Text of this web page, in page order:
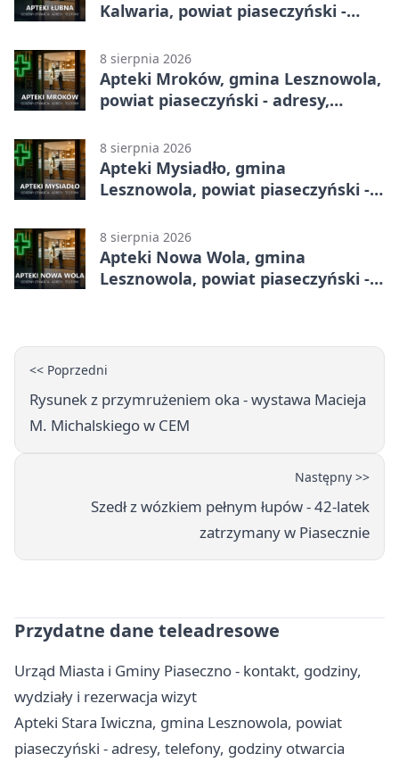
Kalwaria, powiat piaseczyński -
8 sierpnia 2026
Apteki Mroków, gmina Lesznowola,
powiat piaseczyński - adresy,
8 sierpnia 2026
Apteki Mysiadło, gmina
Lesznowola, powiat piaseczyński -
8 sierpnia 2026
Apteki Nowa Wola, gmina
Lesznowola, powiat piaseczyński -
<< Poprzedni
Rysunek z przymrużeniem oka - wystawa Macieja
M. Michalskiego w CEM
Następny >>
Szedł z wózkiem pełnym łupów - 42-latek
zatrzymany w Piasecznie
Przydatne dane teleadresowe
Urząd Miasta i Gminy Piaseczno - kontakt, godziny,
wydziały i rezerwacja wizyt
Apteki Stara Iwiczna, gmina Lesznowola, powiat
piaseczyński - adresy, telefony, godziny otwarcia